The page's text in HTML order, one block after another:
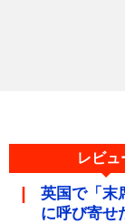
レビュ
英国で「末
に呼び寄